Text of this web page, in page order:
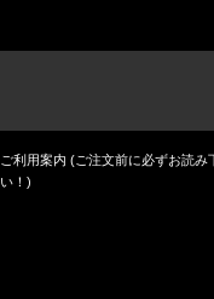
ご利用案内 (ご注文前に必ずお読み
い！)